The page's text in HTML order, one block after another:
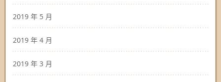
2019 年 5 月
2019 年 4 月
2019 年 3 月